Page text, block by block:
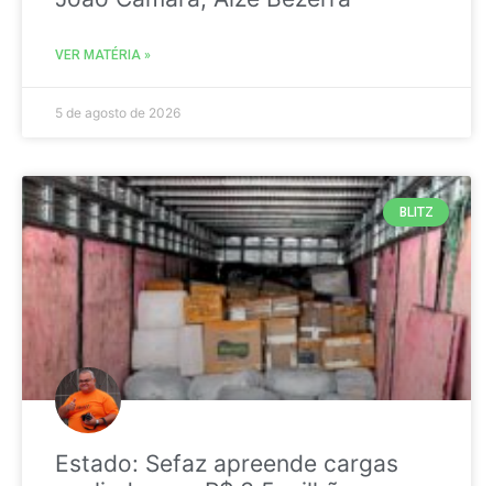
VER MATÉRIA »
5 de agosto de 2026
BLITZ
Estado: Sefaz apreende cargas